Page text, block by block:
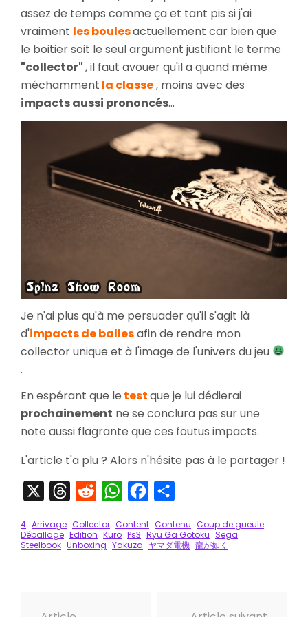
assez de temps comme ça et tant pis si j'ai
vraiment les boulesactuellement car bien que
le boitier soit le seul argument justifiant le terme
"collector", il faut avouer qu'il a quand même
méchamment la classe, moins avec des
impacts aussi prononcés...
Je n'ai plus qu'à me persuader qu'il s'agit là
d'impacts de ballesafin de rendre mon
collector unique et à l'image de l'univers du jeu
.
En espérant que le testque je lui dédierai
prochainement ne se conclura pas sur une
note aussi flagrante que ces foutus impacts.
L'article t'a plu ? Alors n'hésite pas à le partager !
ThreadsRedditWhatsAppFacebook
4 Arrivage Collector Content Contenu Coup de gueule
Déballage Edition Kuro Ps3 Ryu Ga Gotoku Sega
Steelbook Unboxing Yakuza ヤマダ電機 龍が如く